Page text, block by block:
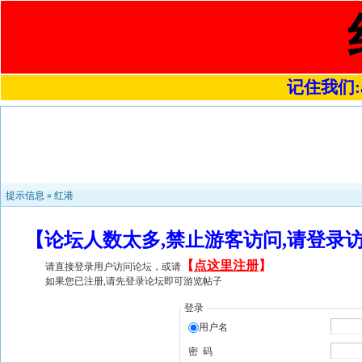
记住我们
提示信息 » 红港
【论坛人数太多,禁止游客访问,请登
请直接登录用户访问论坛，或请 【 点这里注册】
如果您已注册,请先登录论坛即可游览帖子
登录
用户名
密 码